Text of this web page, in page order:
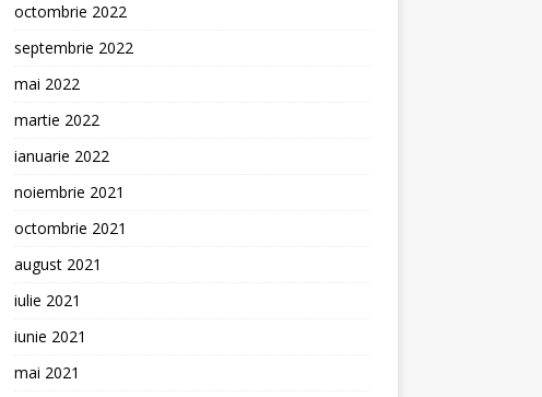
octombrie 2022
septembrie 2022
mai 2022
martie 2022
ianuarie 2022
noiembrie 2021
octombrie 2021
august 2021
iulie 2021
iunie 2021
mai 2021